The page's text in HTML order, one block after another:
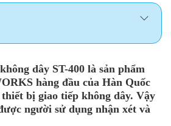
dây ST-400 là sản phẩm
hàng đầu của Hàn Quốc
thiết bị giao tiếp không dây. Vậy
người sử dụng nhận xét và